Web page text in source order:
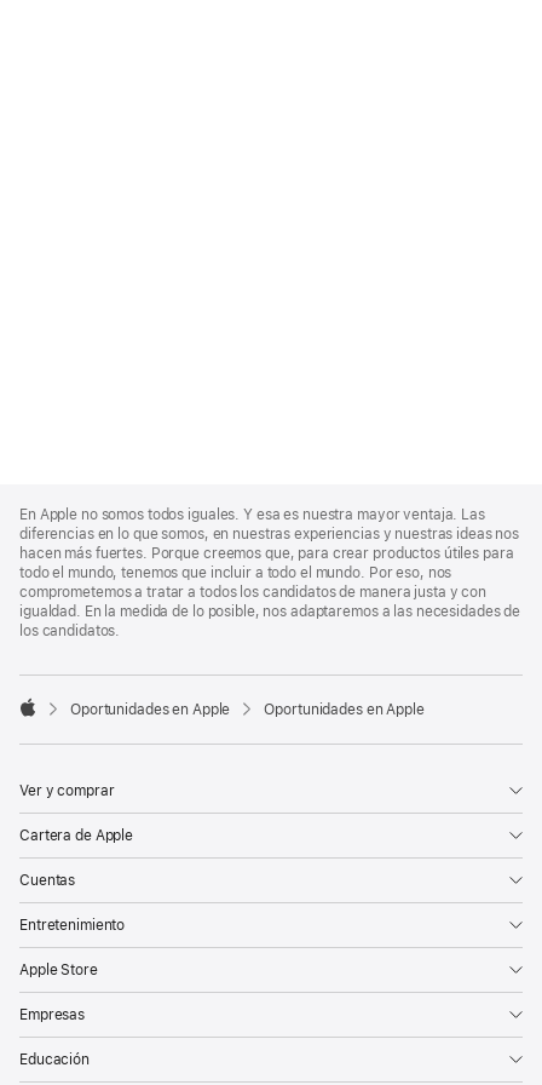
Footer
En Apple no somos todos iguales. Y esa es nuestra mayor ventaja. Las
diferencias en lo que somos, en nuestras experiencias y nuestras ideas nos
hacen más fuertes. Porque creemos que, para crear productos útiles para
todo el mundo, tenemos que incluir a todo el mundo. Por eso, nos
comprometemos a tratar a todos los candidatos de manera justa y con
igualdad. En la medida de lo posible, nos adaptaremos a las necesidades de
los candidatos.

Oportunidades en Apple Oportunidades en Apple
Ver y comprar
Cartera de Apple
Cuentas
Entretenimiento
Apple Store
Empresas
Educación